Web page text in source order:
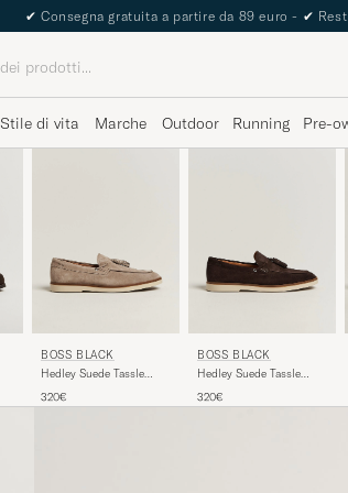
✔ Consegna gratuita a partire da 89 euro - ✔
Stile di vita Marche Outdoor Running Pre-
BOSS BLACK
Hedley Suede Tassle
320€
BOSS BLACK
Hedley Suede Tassle
320€